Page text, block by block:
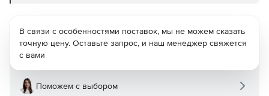
В связи с особенностями поставок, мы не можем сказать
точную цену. Оставьте запрос, и наш менеджер свяжется
с вами
Поможем с выбором